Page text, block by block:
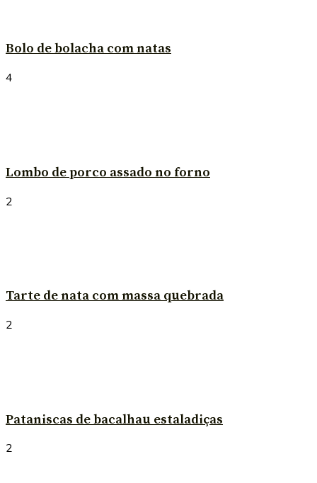
Bolo de bolacha com natas
4
Lombo de porco assado no forno
2
Tarte de nata com massa quebrada
2
Pataniscas de bacalhau estaladiças
2